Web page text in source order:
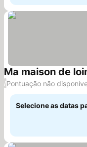
Ma maison de
/Pontuação não
Selecione as datas